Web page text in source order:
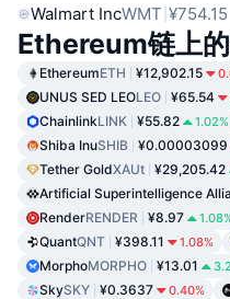
Walmart IncWMT ¥754.15
Ethereum链上
EthereumETH ¥12,902.15
UNUS SED LEOLEO ¥65.54
ChainlinkLINK ¥55.82 1.02%
Shiba InuSHIB ¥0.00003099
Tether GoldXAUt ¥29,205.42
Artificial Superintelligence
RenderRENDER ¥8.97
QuantQNT ¥398.11 1.08%
MorphoMORPHO ¥13.01
SkySKY ¥0.3637 0.40%